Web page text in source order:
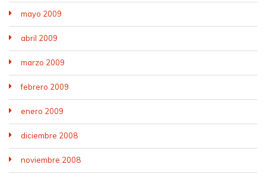
mayo 2009
abril 2009
marzo 2009
febrero 2009
enero 2009
diciembre 2008
noviembre 2008